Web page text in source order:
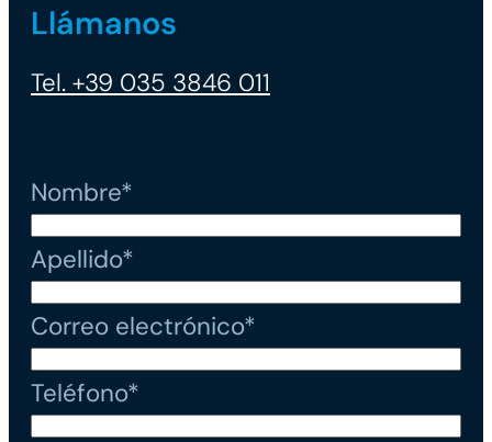
Llámanos
Tel. +39 035 3846 011
Nombre*
Apellido*
Correo electrónico*
Teléfono*